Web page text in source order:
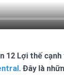
12 Lợi thế
. Đây là